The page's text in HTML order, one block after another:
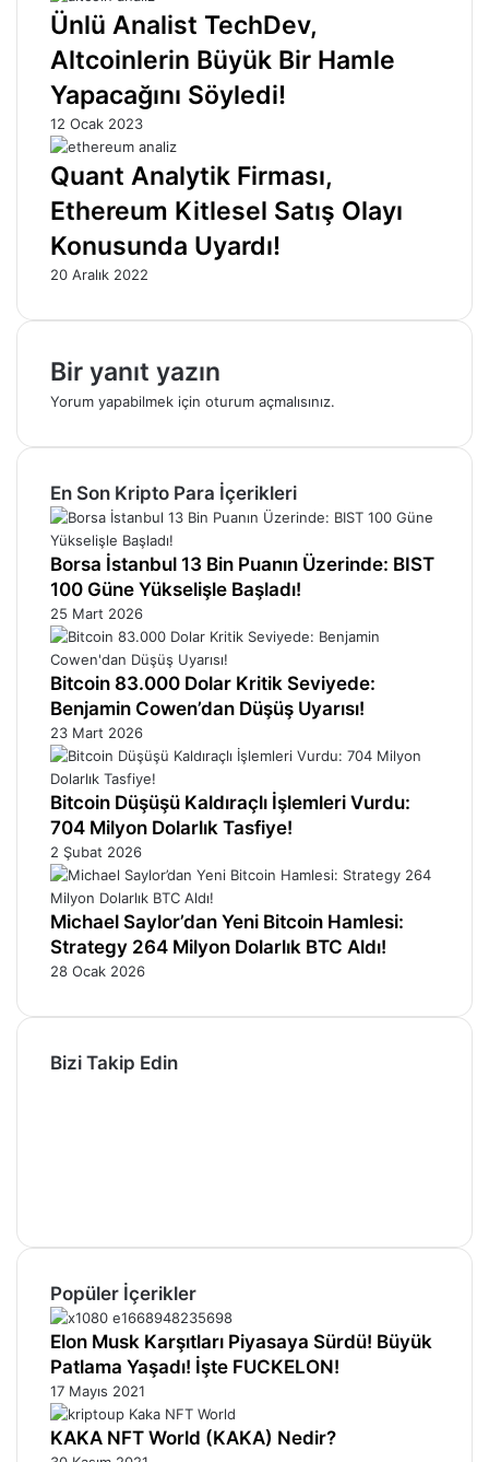
Ünlü Analist TechDev,
Altcoinlerin Büyük Bir Hamle
Yapacağını Söyledi!
12 Ocak 2023
Quant Analytik Firması,
Ethereum Kitlesel Satış Olayı
Konusunda Uyardı!
20 Aralık 2022
Bir yanıt yazın
Yorum yapabilmek için oturum açmalısınız.
En Son Kripto Para İçerikleri
Borsa İstanbul 13 Bin Puanın Üzerinde: BIST
100 Güne Yükselişle Başladı!
25 Mart 2026
Bitcoin 83.000 Dolar Kritik Seviyede:
Benjamin Cowen’dan Düşüş Uyarısı!
23 Mart 2026
Bitcoin Düşüşü Kaldıraçlı İşlemleri Vurdu:
704 Milyon Dolarlık Tasfiye!
2 Şubat 2026
Michael Saylor’dan Yeni Bitcoin Hamlesi:
Strategy 264 Milyon Dolarlık BTC Aldı!
28 Ocak 2026
Bizi Takip Edin
Popüler İçerikler
Elon Musk Karşıtları Piyasaya Sürdü! Büyük
Patlama Yaşadı! İşte FUCKELON!
17 Mayıs 2021
KAKA NFT World (KAKA) Nedir?